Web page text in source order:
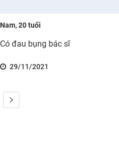
Nam, 20 tuổi
Có đau bụng bác sĩ
29/11/2021